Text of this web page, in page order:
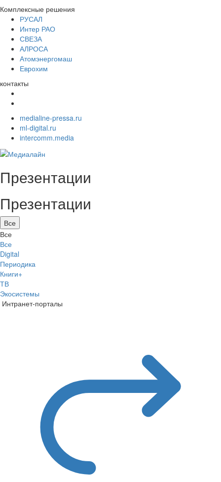
Комплексные решения
РУСАЛ
Интер РАО
СВЕЗА
АЛРОСА
Атомэнергомаш
Еврохим
контакты
medialine-pressa.ru
ml-digital.ru
intercomm.media
Презентации
Презентации
Все
Все
Все
Digital
Периодика
Книги+
ТВ
Экосистемы
Интранет-порталы